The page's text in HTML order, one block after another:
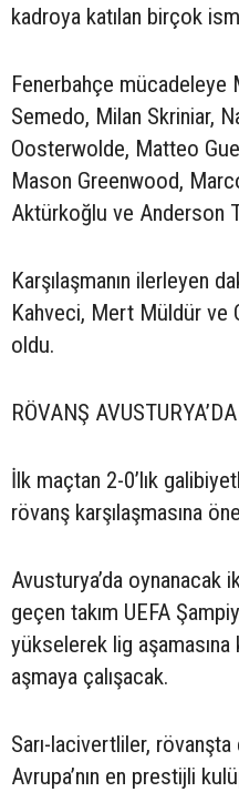
kadroya katılan birçok
Fenerbahçe mücadeleye
Semedo, Milan Skriniar,
Oosterwolde, Matteo
Mason Greenwood,
Aktürkoğlu ve Anderson
Karşılaşmanın ilerleyen
Kahveci, Mert Müldür ve
oldu.
RÖVANŞ AVUSTURYA’DA
İlk maçtan 2-0’lık
rövanş karşılaşmasına
Avusturya’da oynanacak
geçen takım UEFA
yükselerek lig
aşmaya çalışacak.
Sarı-lacivertliler,
Avrupa’nın en prestijli